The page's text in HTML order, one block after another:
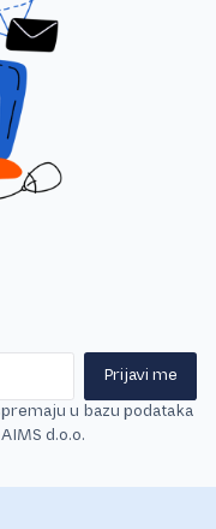
Prijavi me
u bazu podataka
d.o.o.